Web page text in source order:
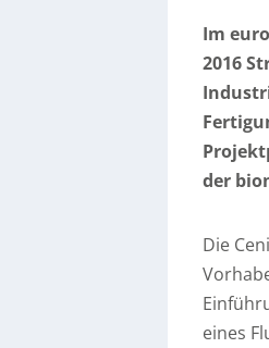
Im
2016
der
Die
eines